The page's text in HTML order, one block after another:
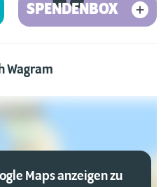
SPENDENBOX
Wagram
Maps anzeigen zu